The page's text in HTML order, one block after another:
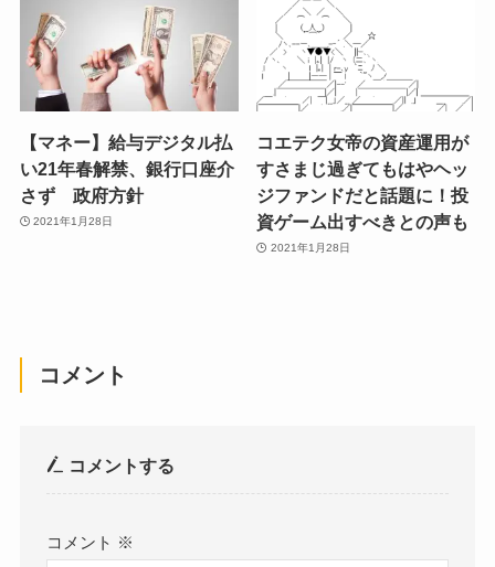
【マネー】給与デジタル払
い21年春解禁、銀行口座介
さず 政府方針
2021年1月28日
コエテク女帝の資産運用が
すさまじ過ぎてもはやヘッ
ジファンドだと話題に！投
資ゲーム出すべきとの声も
2021年1月28日
コメント
コメントする
コメント ※